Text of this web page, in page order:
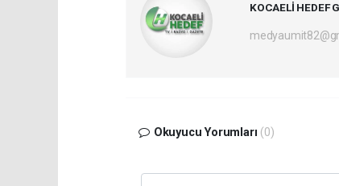
KOCAELİ HEDEF
Okuyucu Yorumları (0)